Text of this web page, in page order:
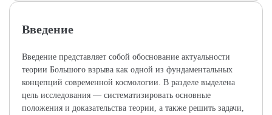
Введение
Введение представляет собой обоснование актуальности
теории Большого взрыва как одной из фундаментальных
концепций современной космологии. В разделе выделена
цель исследования — систематизировать основные
положения и доказательства теории, а также решить задачи,